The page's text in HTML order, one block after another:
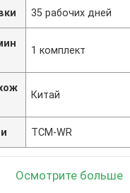
35 рабочих дней
1 комплект
Китай
TCM-WR
Осмотрите больше